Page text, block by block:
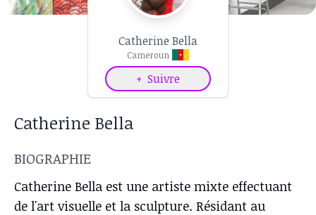
Catherine Bella
Cameroun
+ Suivre
Catherine Bella
BIOGRAPHIE
Catherine Bella est une artiste mixte effectuant
de l'art visuelle et la sculpture. Résidant au